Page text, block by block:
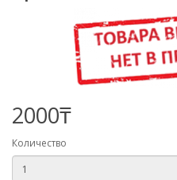
2000₸
Количество